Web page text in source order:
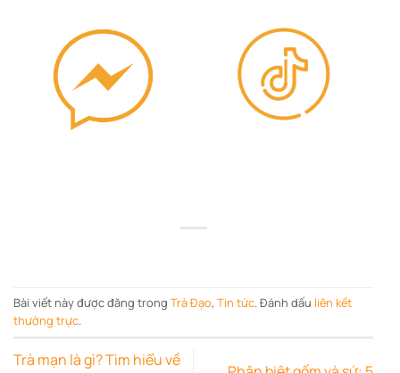
Bài viết này được đăng trong Trà Đạo, Tin tức. Đánh dấu liên kết
thường trực.
Trà mạn là gì? Tìm hiểu về